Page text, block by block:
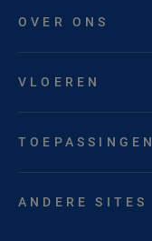
OVER ONS
VLOEREN
TOEPASSINGEN
ANDERE SITES